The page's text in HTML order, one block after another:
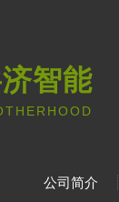
智能
公司简介